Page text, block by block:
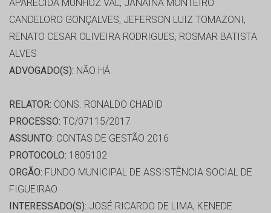
APARECIDA MUNHOZ VAL, JANAINA MONTEIRO
CANDELORO GONÇALVES, JEFERSON LUIZ TOMAZONI,
RENATO CESAR OLIVEIRA RODRIGUES, ROSMAR BATISTA
ALVES
ADVOGADO(S): NÃO HÁ
RELATOR: CONS. RONALDO CHADID
PROCESSO: TC/07115/2017
ASSUNTO: CONTAS DE GESTÃO 2016
PROTOCOLO: 1805102
ORGÃO: FUNDO MUNICIPAL DE ASSISTÊNCIA SOCIAL DE
FIGUEIRAO
INTERESSADO(S): JOSÉ RICARDO DE LIMA, KENEDE